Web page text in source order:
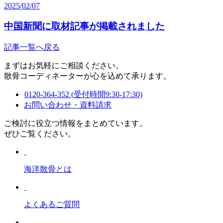
2025/02/07
中国新聞に取材記事が掲載されました
記事一覧へ戻る
まずはお気軽にご相談ください。
散骨コーディネーターが心を込めて承ります。
0120-364-352 (受付時間9:30-17:30)
お問い合わせ・資料請求
ご検討に役立つ情報をまとめています。
ぜひご覧ください。
海洋散骨とは
よくあるご質問